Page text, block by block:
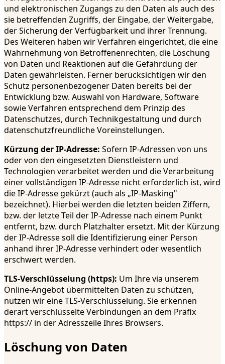
und elektronischen Zugangs zu den Daten als auch des
sie betreffenden Zugriffs, der Eingabe, der Weitergabe,
der Sicherung der Verfügbarkeit und ihrer Trennung.
Des Weiteren haben wir Verfahren eingerichtet, die eine
Wahrnehmung von Betroffenenrechten, die Löschung
von Daten und Reaktionen auf die Gefährdung der
Daten gewährleisten. Ferner berücksichtigen wir den
Schutz personenbezogener Daten bereits bei der
Entwicklung bzw. Auswahl von Hardware, Software
sowie Verfahren entsprechend dem Prinzip des
Datenschutzes, durch Technikgestaltung und durch
datenschutzfreundliche Voreinstellungen.
Kürzung der IP-Adresse: Sofern IP-Adressen von uns
oder von den eingesetzten Dienstleistern und
Technologien verarbeitet werden und die Verarbeitung
einer vollständigen IP-Adresse nicht erforderlich ist, wird
die IP-Adresse gekürzt (auch als „IP-Masking"
bezeichnet). Hierbei werden die letzten beiden Ziffern,
bzw. der letzte Teil der IP-Adresse nach einem Punkt
entfernt, bzw. durch Platzhalter ersetzt. Mit der Kürzung
der IP-Adresse soll die Identifizierung einer Person
anhand ihrer IP-Adresse verhindert oder wesentlich
erschwert werden.
TLS-Verschlüsselung (https): Um Ihre via unserem
Online-Angebot übermittelten Daten zu schützen,
nutzen wir eine TLS-Verschlüsselung. Sie erkennen
derart verschlüsselte Verbindungen an dem Präfix
https:// in der Adresszeile Ihres Browsers.
Löschung von Daten